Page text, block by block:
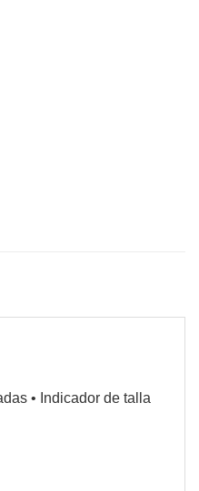
• Indicador de talla